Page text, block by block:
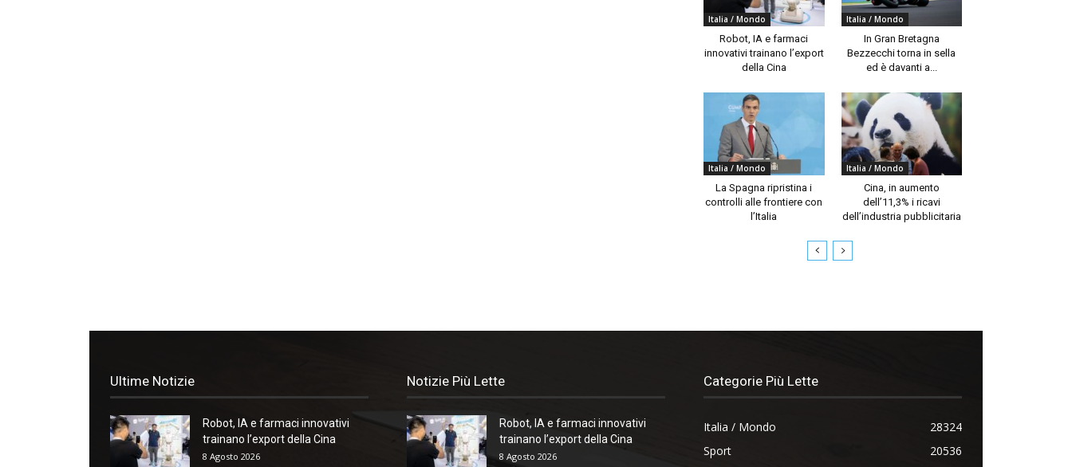
Italia / Mondo
Robot, IA e farmaci
innovativi trainano l’export
della Cina
Italia / Mondo
In Gran Bretagna
Bezzecchi torna in sella
ed è davanti a...
Italia / Mondo
La Spagna ripristina i
controlli alle frontiere con
l’Italia
Italia / Mondo
Cina, in aumento
dell’11,3% i ricavi
dell’industria pubblicitaria
Ultime Notizie
Robot, IA e farmaci innovativi
trainano l’export della Cina
8 Agosto 2026
Notizie Più Lette
Robot, IA e farmaci innovativi
trainano l’export della Cina
8 Agosto 2026
Categorie Più Lette
Italia / Mondo
28324
Sport
20536